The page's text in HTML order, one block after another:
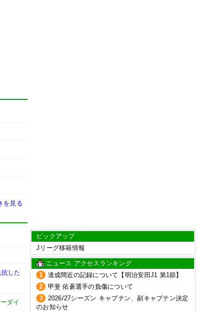
を見る
した
ダイ
ピックアップ
Jリーグ移籍情報
ニュース アクセスランキング
1
達成間近の記録について【明治安田J1 第1節】
2
甲斐 佑蒼選手の負傷について
3
2026/27シーズン キャプテン、副キャプテン決定
のお知らせ